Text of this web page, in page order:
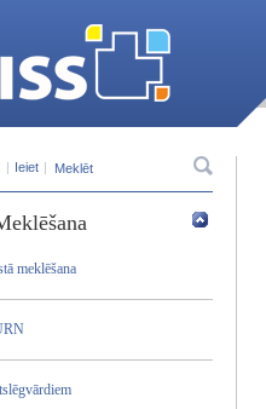
| Ieiet |
meklēšana